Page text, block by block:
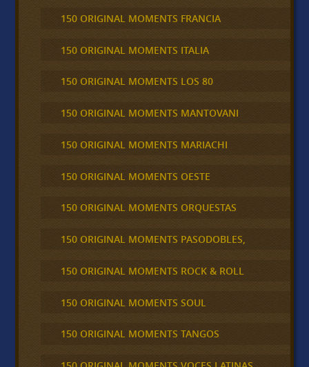
150 ORIGINAL MOMENTS FRANCIA
150 ORIGINAL MOMENTS ITALIA
150 ORIGINAL MOMENTS LOS 80
150 ORIGINAL MOMENTS MANTOVANI
150 ORIGINAL MOMENTS MARIACHI
150 ORIGINAL MOMENTS OESTE
150 ORIGINAL MOMENTS ORQUESTAS
150 ORIGINAL MOMENTS PASODOBLES,
150 ORIGINAL MOMENTS ROCK & ROLL
150 ORIGINAL MOMENTS SOUL
150 ORIGINAL MOMENTS TANGOS